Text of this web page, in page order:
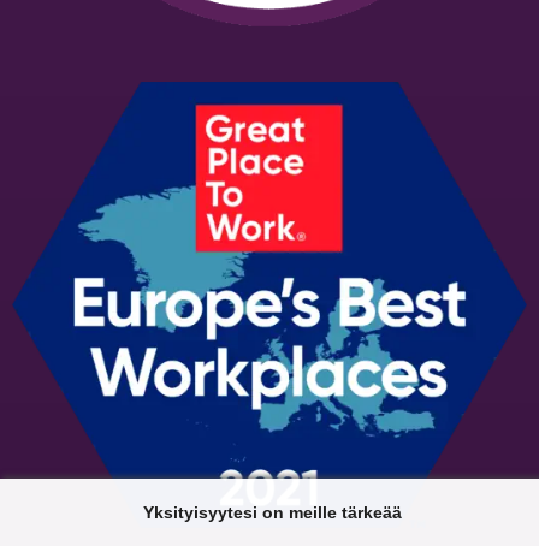
Yksityisyytesi on meille tärkeää